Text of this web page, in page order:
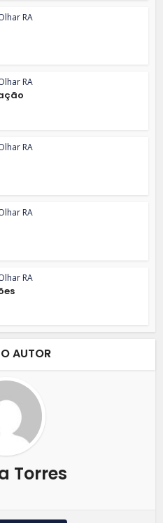
RA
RA
RA
RA
RA
AUTOR
Torres